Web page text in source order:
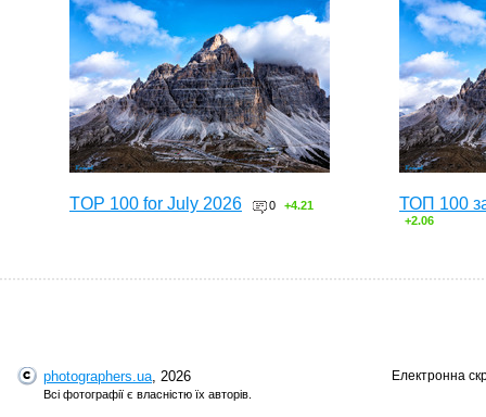
TOP 100 for July 2026 0 +4.21 ТОП 100
+2.06
photographers.ua, 2026
Всі фотографії є власністю їх авторів.
Електронна